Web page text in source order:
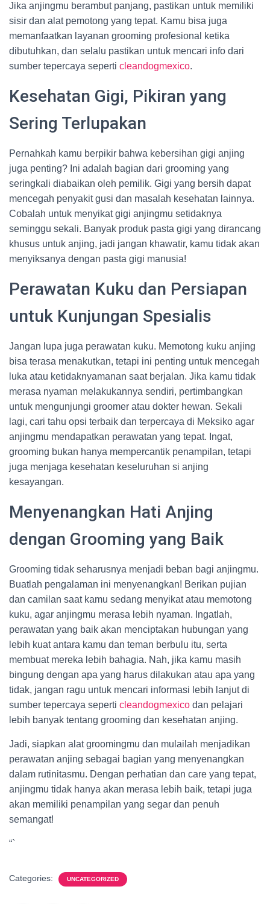
Jika anjingmu berambut panjang, pastikan untuk memiliki
sisir dan alat pemotong yang tepat. Kamu bisa juga
memanfaatkan layanan grooming profesional ketika
dibutuhkan, dan selalu pastikan untuk mencari info dari
sumber tepercaya seperti cleandogmexico.
Kesehatan Gigi, Pikiran yang
Sering Terlupakan
Pernahkah kamu berpikir bahwa kebersihan gigi anjing
juga penting? Ini adalah bagian dari grooming yang
seringkali diabaikan oleh pemilik. Gigi yang bersih dapat
mencegah penyakit gusi dan masalah kesehatan lainnya.
Cobalah untuk menyikat gigi anjingmu setidaknya
seminggu sekali. Banyak produk pasta gigi yang dirancang
khusus untuk anjing, jadi jangan khawatir, kamu tidak akan
menyiksanya dengan pasta gigi manusia!
Perawatan Kuku dan Persiapan
untuk Kunjungan Spesialis
Jangan lupa juga perawatan kuku. Memotong kuku anjing
bisa terasa menakutkan, tetapi ini penting untuk mencegah
luka atau ketidaknyamanan saat berjalan. Jika kamu tidak
merasa nyaman melakukannya sendiri, pertimbangkan
untuk mengunjungi groomer atau dokter hewan. Sekali
lagi, cari tahu opsi terbaik dan terpercaya di Meksiko agar
anjingmu mendapatkan perawatan yang tepat. Ingat,
grooming bukan hanya mempercantik penampilan, tetapi
juga menjaga kesehatan keseluruhan si anjing
kesayangan.
Menyenangkan Hati Anjing
dengan Grooming yang Baik
Grooming tidak seharusnya menjadi beban bagi anjingmu.
Buatlah pengalaman ini menyenangkan! Berikan pujian
dan camilan saat kamu sedang menyikat atau memotong
kuku, agar anjingmu merasa lebih nyaman. Ingatlah,
perawatan yang baik akan menciptakan hubungan yang
lebih kuat antara kamu dan teman berbulu itu, serta
membuat mereka lebih bahagia. Nah, jika kamu masih
bingung dengan apa yang harus dilakukan atau apa yang
tidak, jangan ragu untuk mencari informasi lebih lanjut di
sumber tepercaya seperti cleandogmexico dan pelajari
lebih banyak tentang grooming dan kesehatan anjing.
Jadi, siapkan alat groomingmu dan mulailah menjadikan
perawatan anjing sebagai bagian yang menyenangkan
dalam rutinitasmu. Dengan perhatian dan care yang tepat,
anjingmu tidak hanya akan merasa lebih baik, tetapi juga
akan memiliki penampilan yang segar dan penuh
semangat!
“`
Categories: UNCATEGORIZED